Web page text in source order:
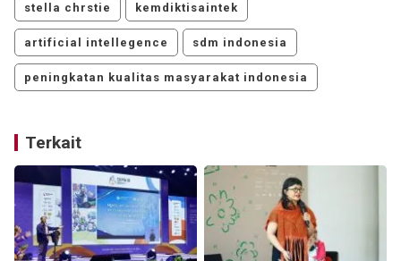
stella chrstie kemdiktisaintek
artificial intellegence sdm indonesia
peningkatan kualitas masyarakat indonesia
Terkait